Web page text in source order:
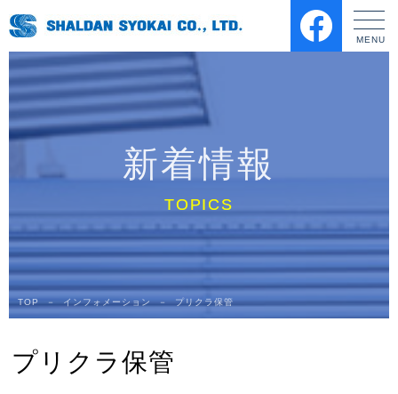
新着情報
TOP － インフォメーション － プリクラ保管
プリクラ保管